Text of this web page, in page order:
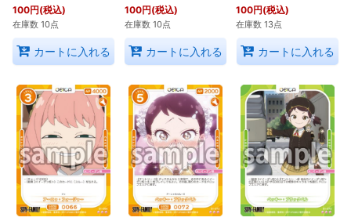
100円(税込)
在庫数 10点
カートに入れる
100円(税込)
在庫数 10点
カートに入れる
100円(税込)
在庫数 13点
カートに入れる